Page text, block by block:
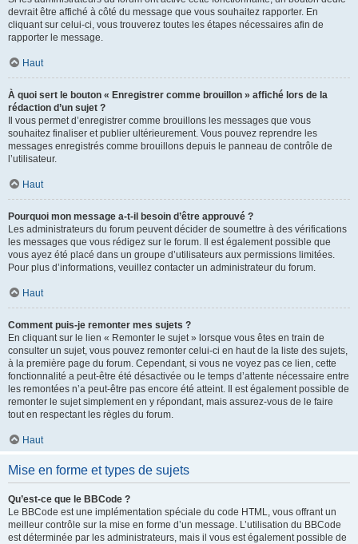
devrait être affiché à côté du message que vous souhaitez rapporter. En
cliquant sur celui-ci, vous trouverez toutes les étapes nécessaires afin de
rapporter le message.
Haut
À quoi sert le bouton « Enregistrer comme brouillon » affiché lors de la
rédaction d’un sujet ?
Il vous permet d’enregistrer comme brouillons les messages que vous
souhaitez finaliser et publier ultérieurement. Vous pouvez reprendre les
messages enregistrés comme brouillons depuis le panneau de contrôle de
l’utilisateur.
Haut
Pourquoi mon message a-t-il besoin d’être approuvé ?
Les administrateurs du forum peuvent décider de soumettre à des vérifications
les messages que vous rédigez sur le forum. Il est également possible que
vous ayez été placé dans un groupe d’utilisateurs aux permissions limitées.
Pour plus d’informations, veuillez contacter un administrateur du forum.
Haut
Comment puis-je remonter mes sujets ?
En cliquant sur le lien « Remonter le sujet » lorsque vous êtes en train de
consulter un sujet, vous pouvez remonter celui-ci en haut de la liste des sujets,
à la première page du forum. Cependant, si vous ne voyez pas ce lien, cette
fonctionnalité a peut-être été désactivée ou le temps d’attente nécessaire entre
les remontées n’a peut-être pas encore été atteint. Il est également possible de
remonter le sujet simplement en y répondant, mais assurez-vous de le faire
tout en respectant les règles du forum.
Haut
Mise en forme et types de sujets
Qu’est-ce que le BBCode ?
Le BBCode est une implémentation spéciale du code HTML, vous offrant un
meilleur contrôle sur la mise en forme d’un message. L’utilisation du BBCode
est déterminée par les administrateurs, mais il vous est également possible de